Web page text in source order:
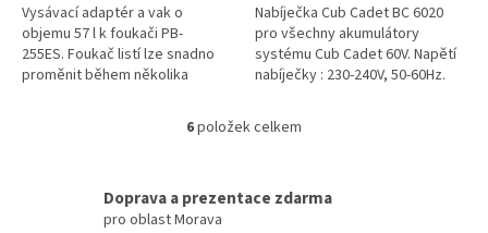
Vysávací adaptér a vak o
objemu 57 l k foukači PB-
255ES. Foukač listí lze snadno
proměnit během několika
Nabíječka Cub Cadet BC 6020
pro všechny akumulátory
systému Cub Cadet 60V. Napětí
nabíječky : 230-240V, 50-60Hz.
O
á
6položek celkem
Doprava a prezentace zdarma
pro oblast Morava